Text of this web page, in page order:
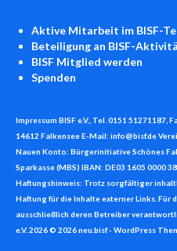
Aktive Mitarbeit im BISF-
Beteiligung an BISF-
BISF Mitglied werden
Spenden
Impressum BISF e.V., Tel. 0151 51271187,
14612 Falkensee E-Mail: info@bisf.de
Nauen Konto: Bürgerinitiative Schönes
Sparkasse (MBS) IBAN: DE03 1605 0000
Haftungshinweis: Trotz sorgfältiger
Haftung für die Inhalte externer Links. Für
ausschließlich deren Betreiber
e.V. 2026 © 2026 neu.bisf - WordPress